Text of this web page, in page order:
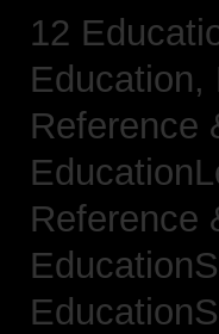
12
Education,
Reference
Reference